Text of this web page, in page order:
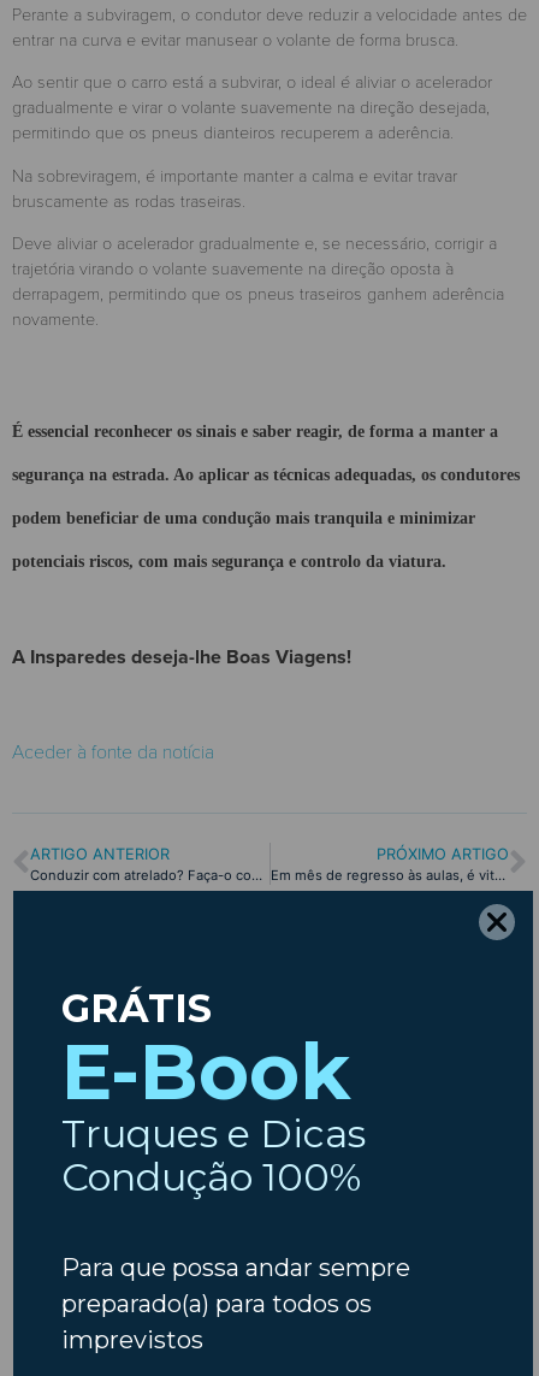
Perante a subviragem, o condutor deve reduzir a velocidade antes de
entrar na curva e evitar manusear o volante de forma brusca.
Ao sentir que o carro está a subvirar, o ideal é aliviar o acelerador
gradualmente e virar o volante suavemente na direção desejada,
permitindo que os pneus dianteiros recuperem a aderência.
Na sobreviragem, é importante manter a calma e evitar travar
bruscamente as rodas traseiras.
Deve aliviar o acelerador gradualmente e, se necessário, corrigir a
trajetória virando o volante suavemente na direção oposta à
derrapagem, permitindo que os pneus traseiros ganhem aderência
novamente.
É essencial reconhecer os sinais e saber reagir, de forma a manter a
segurança na estrada. Ao aplicar as técnicas adequadas, os condutores
podem beneficiar de uma condução mais tranquila e minimizar
potenciais riscos, com mais segurança e controlo da viatura.
A Insparedes deseja-lhe Boas Viagens!
Aceder à fonte da notícia
ARTIGO ANTERIOR
Conduzir com atrelado? Faça-o com os cuidados certos!
PRÓXIMO ARTIGO
Em mês de regresso às aulas, é vital garantir a segurança!
Etiquetas
Acidentes ambiente Animais Animais em Viagem Ano Novo
Condicionado Avarias Baterias